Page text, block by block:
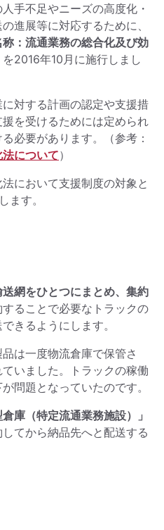
手不足やニーズの高度化・
進展等に対応するために、
称：流通業務の総合化及び効
を2016年10月に施行しまし
対する計画の認定や支援措
を受けるためには定められ
必要があります。（参考：
について）
において支援制度の対象と
ます。
網をひとつにまとめ、集約
ることで必要なトラックの
きるようにします。
は一度物流倉庫で保管さ
いました。トラックの稼働
問題となっていたのです。
倉庫（特定流通業務施設）」
てから納品先へと配送する